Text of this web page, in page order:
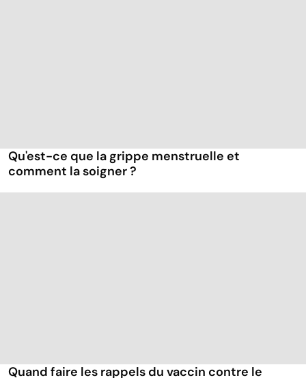
Qu'est-ce que la grippe menstruelle et
comment la soigner ?
Quand faire les rappels du vaccin contre le